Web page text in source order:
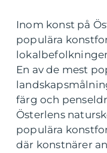
Inom konst på
populära
En av de mest
färg och
Österlens
populära
där konstnärer